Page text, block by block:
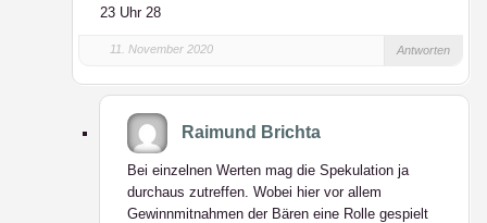
23 Uhr 28
11. November 2020 Antworten
Raimund Brichta
Bei einzelnen Werten mag die Spekulation ja
durchaus zutreffen. Wobei hier vor allem
Gewinnmitnahmen der Bären eine Rolle gespielt